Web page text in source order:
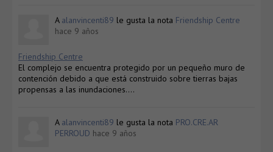
A alanvincenti89 le gusta la nota Friendship Centre
hace 9 años
Friendship Centre
El complejo se encuentra protegido por un pequeño muro de
contención debido a que está construido sobre tierras bajas
propensas a las inundaciones….
A alanvincenti89 le gusta la nota PRO.CRE.AR
PERROUD hace 9 años